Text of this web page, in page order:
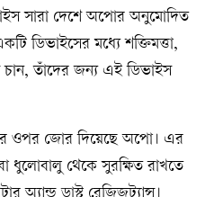
সারা দেশে অপোর অনুমোদিত
ডিভাইসের মধ্যে শক্তিমত্তা,
চান, তাঁদের জন্য এই ডিভাইস
ওপর জোর দিয়েছে অপো। এর
ধুলোবালু থেকে সুরক্ষিত রাখতে
ডাস্ট রেজিজট্যান্স।